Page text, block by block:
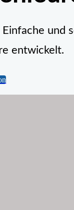
Einfache und
entwickelt.